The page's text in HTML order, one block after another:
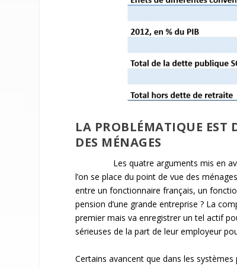
LA PROBLÉMATIQUE EST
DES MÉNAGES
Les quatre arguments mis en
l’on se place du point de vue des
entre un fonctionnaire français, un
pension d’une grande entreprise ? La
premier mais va enregistrer un tel actif
sérieuses de la part de leur employeur
Certains avancent que dans les